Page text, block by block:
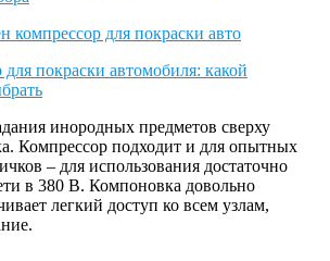
инородных предметов сверху
Компрессор подходит и для опытных
– для использования достаточно
в 380 В. Компоновка довольно
легкий доступ ко всем узлам,